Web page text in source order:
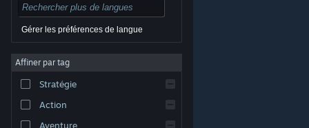
© Valve Corporation. Tous droits réservés. Toutes les
titulaires aux États-Unis et dans d'autres pays.
Accessibilité
Remboursements
Gérer les préférences de langue
Affiner par tag
Stratégie
Action
Aventure